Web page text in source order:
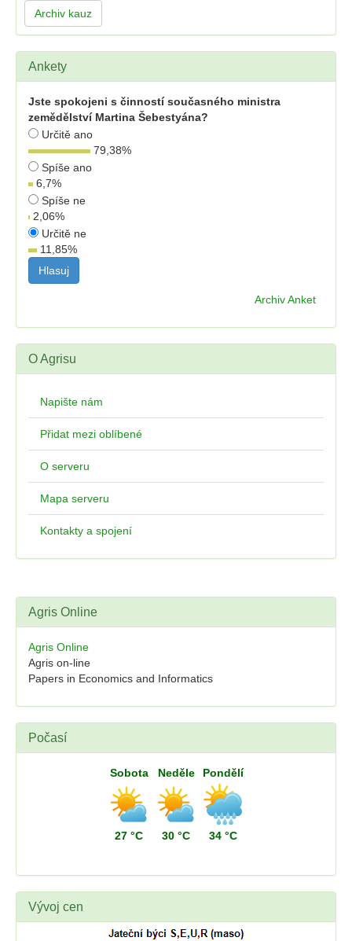
Archiv kauz
Ankety
Jste spokojeni s činností současného ministra
zemědělství Martina Šebestyána?
Určitě ano
79,38%
Spíše ano
6,7%
Spíše ne
2,06%
Určitě ne
11,85%
Archiv Anket
O Agrisu
Napište nám
Přidat mezi oblíbené
O serveru
Mapa serveru
Kontakty a spojení
Agris Online
Agris Online
Agris on-line
Papers in Economics and Informatics
Počasí
Sobota
27 °C
Neděle
30 °C
Pondělí
34 °C
Vývoj cen